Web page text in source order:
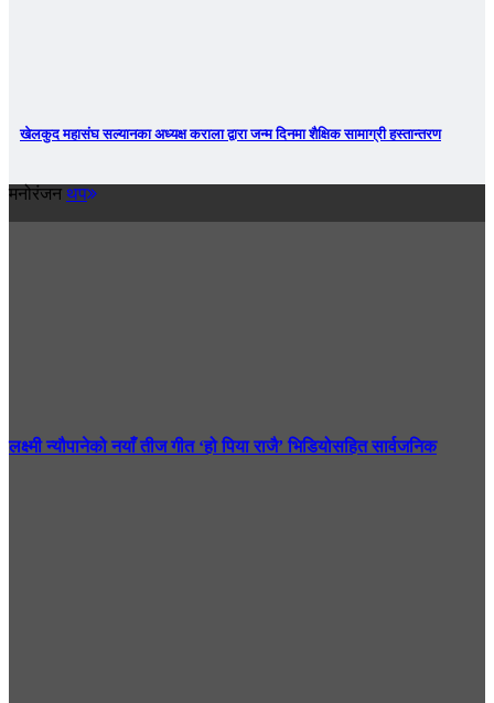
खेलकुद महासंघ सल्यानका अध्यक्ष कराला द्वारा जन्म दिनमा शैक्षिक सामाग्री हस्तान्तरण
मनोरंजन थप
लक्ष्मी न्यौपानेको नयाँ तीज गीत ‘हो पिया राजै’ भिडियोसहित सार्वजनिक